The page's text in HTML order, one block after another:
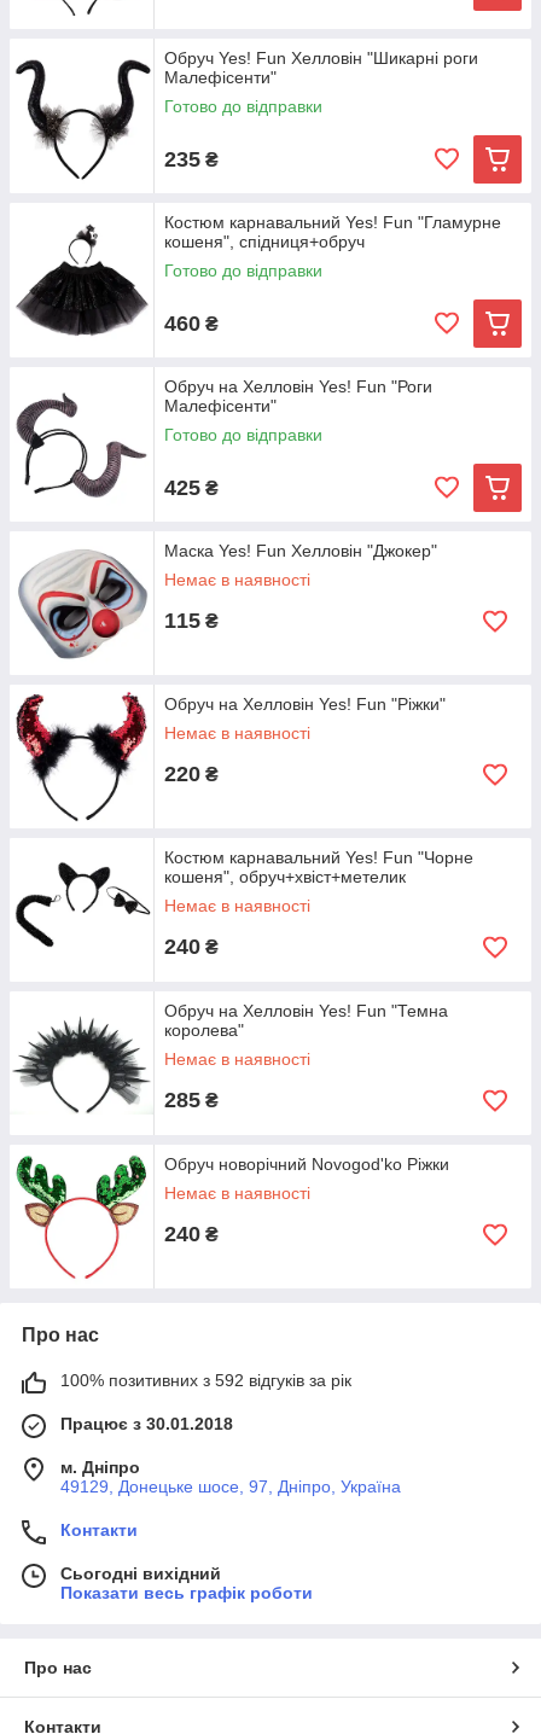
Обруч Yes! Fun Хелловін "Шикарні роги
Малефісенти"
Готово до відправки
235 ₴
Костюм карнавальний Yes! Fun "Гламурне
кошеня", спідниця+обруч
Готово до відправки
460 ₴
Обруч на Хелловін Yes! Fun "Роги
Малефісенти"
Готово до відправки
425 ₴
Маска Yes! Fun Хелловін "Джокер"
Немає в наявності
115 ₴
Обруч на Хелловін Yes! Fun "Ріжки"
Немає в наявності
220 ₴
Костюм карнавальний Yes! Fun "Чорне
кошеня", обруч+хвіст+метелик
Немає в наявності
240 ₴
Обруч на Хелловін Yes! Fun "Темна
королева"
Немає в наявності
285 ₴
Обруч новорічний Novogod'ko Ріжки
Немає в наявності
240 ₴
Про нас
100% позитивних з 592 відгуків за рік
Працює з 30.01.2018
м. Дніпро
49129, Донецьке шосе, 97, Дніпро, Україна
Контакти
Сьогодні вихідний
Показати весь графік роботи
Про нас
Контакти